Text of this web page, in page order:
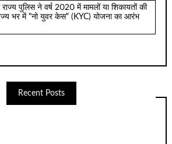
पुलिस ने वर्ष 2020 में मामलों या शिकायतों की
भर में "नो युवर केस" (KYC) योजना का आरंभ
Recent Posts